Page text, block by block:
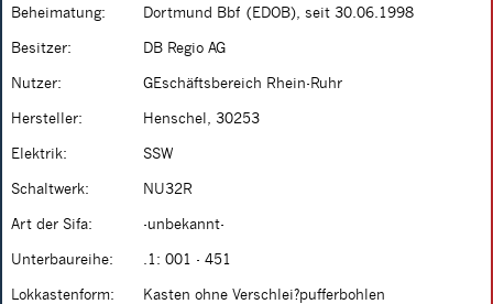
Beheimatung: Dortmund Bbf (EDOB), seit 30.06.1998
Besitzer: DB Regio AG
Nutzer: GEschäftsbereich Rhein-Ruhr
Hersteller: Henschel, 30253
Elektrik: SSW
Schaltwerk: NU32R
Art der Sifa: -unbekannt-
Unterbaureihe: .1: 001 - 451
Lokkastenform: Kasten ohne Verschlei?pufferbohlen